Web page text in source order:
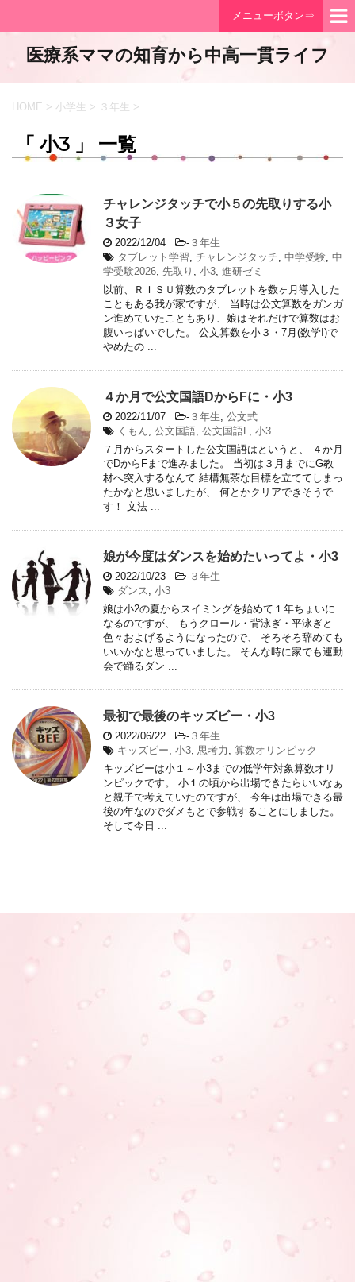
メニューボタン⇒
医療系ママの知育から中高一貫ライフ
HOME > 小学生 > ３年生 >
「 小3 」 一覧
チャレンジタッチで小５の先取りする小
３女子
2022/12/04 - ３年生
タブレット学習, チャレンジタッチ, 中学受験, 中
学受験2026, 先取り , 小3, 進研ゼミ
以前、ＲＩＳＵ算数のタブレットを数ヶ月導入した
こともある我が家ですが、 当時は公文算数をガンガ
ン進めていたこともあり、娘はそれだけで算数はお
腹いっぱいでした。 公文算数を小３・7月(数学I)で
やめたの ...
４か月で公文国語DからFに・小3
2022/11/07 - ３年生, 公文式
くもん, 公文国語, 公文国語F, 小3
７月からスタートした公文国語はというと、 ４か月
でDからFまで進みました。 当初は３月までにG教
材へ突入するなんて 結構無茶な目標を立ててしまっ
たかなと思いましたが、 何とかクリアできそうで
す！ 文法 ...
娘が今度はダンスを始めたいってよ・小3
2022/10/23 - ３年生
ダンス , 小3
娘は小2の夏からスイミングを始めて１年ちょいに
なるのですが、 もうクロール・背泳ぎ・平泳ぎと
色々およげるようになったので、 そろそろ辞めても
いいかなと思っていました。 そんな時に家でも運動
会で踊るダン ...
最初で最後のキッズビー・小3
2022/06/22 - ３年生
キッズビー, 小3, 思考力 , 算数オリンピック
キッズビーは小１～小3までの低学年対象算数オリ
ンピックです。 小１の頃から出場できたらいいなぁ
と親子で考えていたのですが、 今年は出場できる最
後の年なのでダメもとで参戦することにしました。
そして今日 ...